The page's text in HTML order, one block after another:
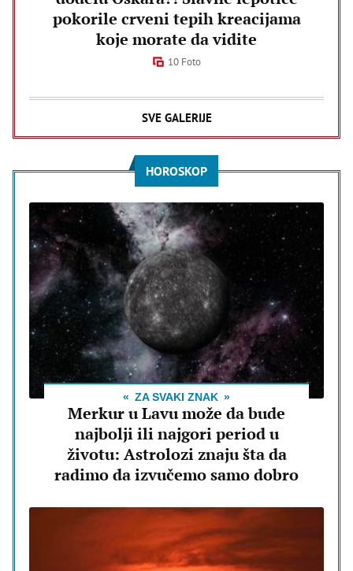
pokorile crveni tepih kreacijama
koje morate da vidite
10 Foto
SVE GALERIJE
HOROSKOP
ZA SVAKI ZNAK
Merkur u Lavu može da bude
najbolji ili najgori period u
životu: Astrolozi znaju šta da
radimo da izvučemo samo dobro